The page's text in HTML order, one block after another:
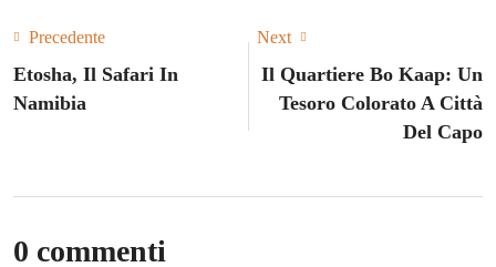
Precedente
Etosha, Il Safari In
Namibia
Next
Il Quartiere Bo Kaap: Un
Tesoro Colorato A Città
Del Capo
0 commenti